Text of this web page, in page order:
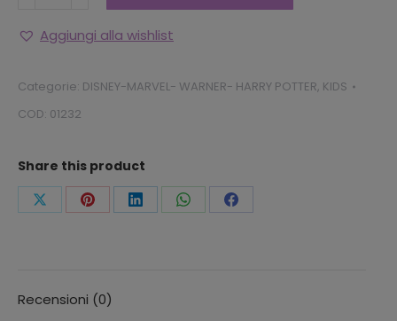
CM.
”
GIOCATTOLI”
Aggiungi alla wishlist
Categorie: DISNEY-MARVEL- WARNER- HARRY POTTER, KIDS
COD: 01232
Share this product
CondividiCondividiCondividiCondividiCondividi
Recensioni (0)